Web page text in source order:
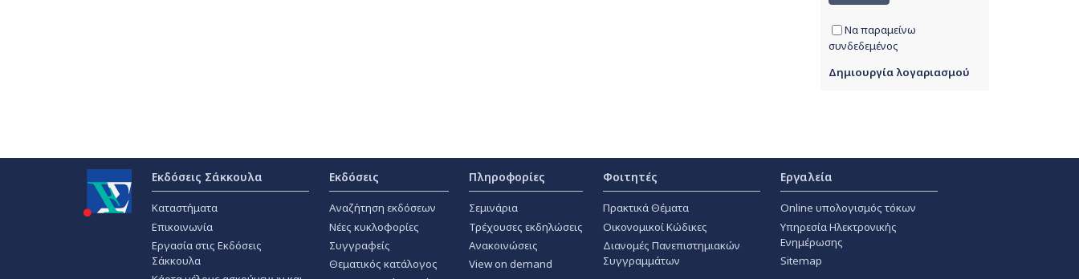
Να παραμείνω
συνδεδεμένος
Δημιουργία λογαριασμού
Εκδόσεις Σάκκουλα
Καταστήματα
Επικοινωνία
Εργασία στις Εκδόσεις
Σάκκουλα
Εκδόσεις
Αναζήτηση εκδόσεων
Νέες κυκλοφορίες
Συγγραφείς
Θεματικός κατάλογος
Πληροφορίες
Σεμινάρια
Τρέχουσες εκδηλώσεις
Ανακοινώσεις
View on demand
Φοιτητές
Πρακτικά Θέματα
Οικονομικοί Κώδικες
Διανομές Πανεπιστημιακών
Συγγραμμάτων
Εργαλεία
Online υπολογισμός τόκων
Υπηρεσία Ηλεκτρονικής
Ενημέρωσης
Sitemap